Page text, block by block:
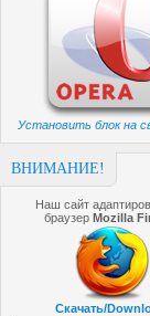
Установить блок на
ВНИМАНИЕ!
Наш сайт
браузерMozilla
Скачать/